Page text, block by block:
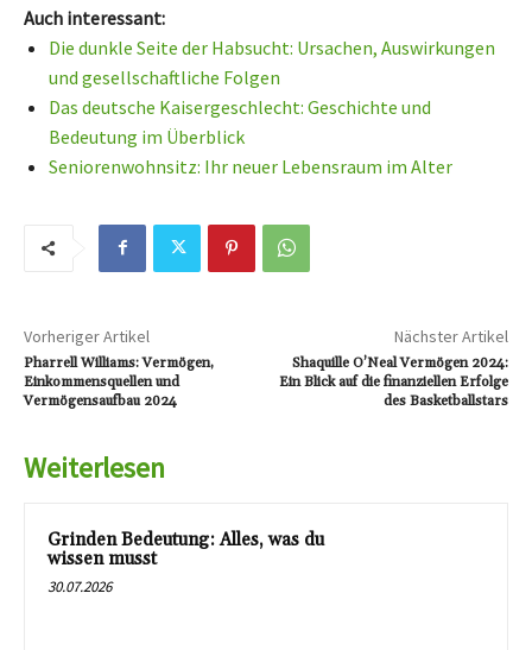
Auch interessant:
Die dunkle Seite der Habsucht: Ursachen, Auswirkungen
und gesellschaftliche Folgen
Das deutsche Kaisergeschlecht: Geschichte und
Bedeutung im Überblick
Seniorenwohnsitz: Ihr neuer Lebensraum im Alter
Vorheriger Artikel
Pharrell Williams: Vermögen,
Einkommensquellen und
Vermögensaufbau 2024
Nächster Artikel
Shaquille O’Neal Vermögen 2024:
Ein Blick auf die finanziellen Erfolge
des Basketballstars
Weiterlesen
Grinden Bedeutung: Alles, was du
wissen musst
30.07.2026